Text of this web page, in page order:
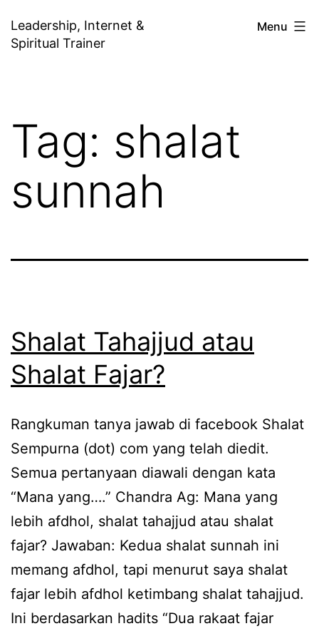
to
Leadership, Internet &
Spiritual Trainer
Menu
Tag: shalat
sunnah
Shalat Tahajjud atau
Shalat Fajar?
Rangkuman tanya jawab di facebook Shalat
Sempurna (dot) com yang telah diedit.
Semua pertanyaan diawali dengan kata
“Mana yang….” Chandra Ag: Mana yang
lebih afdhol, shalat tahajjud atau shalat
fajar? Jawaban: Kedua shalat sunnah ini
memang afdhol, tapi menurut saya shalat
fajar lebih afdhol ketimbang shalat tahajjud.
Ini berdasarkan hadits “Dua rakaat fajar